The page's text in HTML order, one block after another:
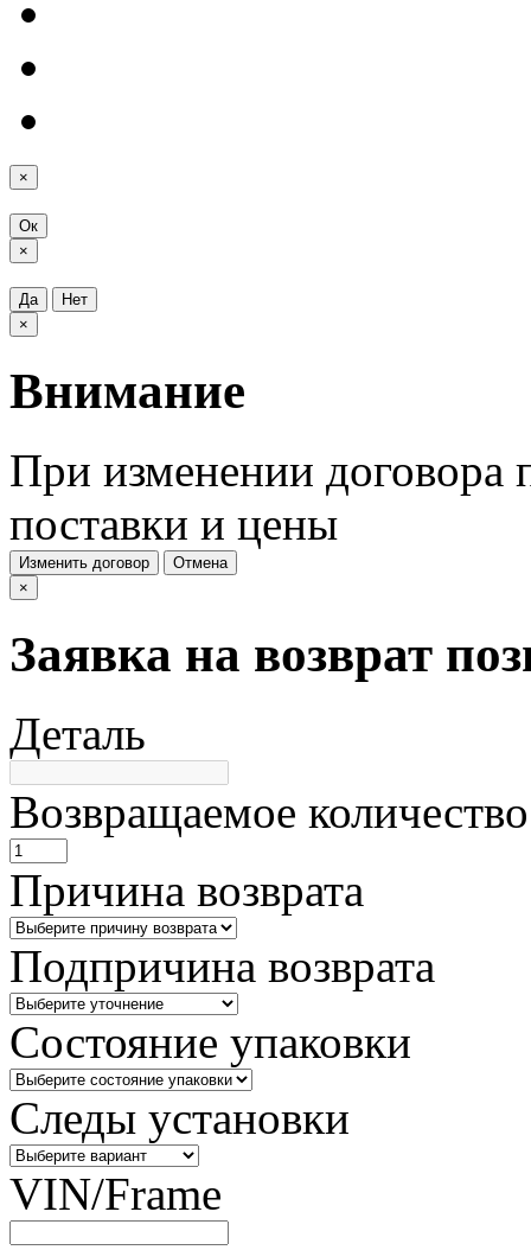
×
Ок
×
Да
Нет
×
Внимание
При изменении договора
поставки и цены
Изменить договор
Отмена
×
Заявка на возврат
Деталь
Возвращаемое количество
Причина возврата
Подпричина возврата
Состояние упаковки
Следы установки
VIN/Frame